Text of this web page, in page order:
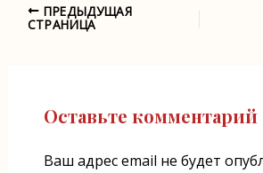
Навигация
ПРЕДЫДУЩАЯ
СТРАНИЦА
Оставьте комментарий
Ваш адрес email не будет